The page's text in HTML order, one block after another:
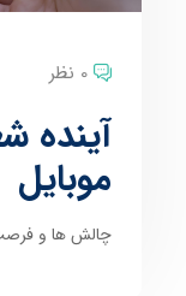
0 نظر
آینده
موبایل
چالش ها و